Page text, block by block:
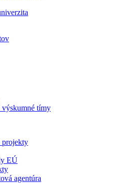
výskumné tímy
projekty
EÚ
agentúra